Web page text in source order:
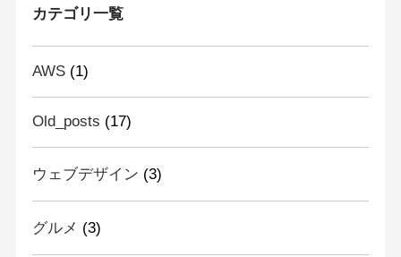
カテゴリ一覧
AWS(1)
Old_posts (17)
ウェブデザイン (3)
グルメ (3)